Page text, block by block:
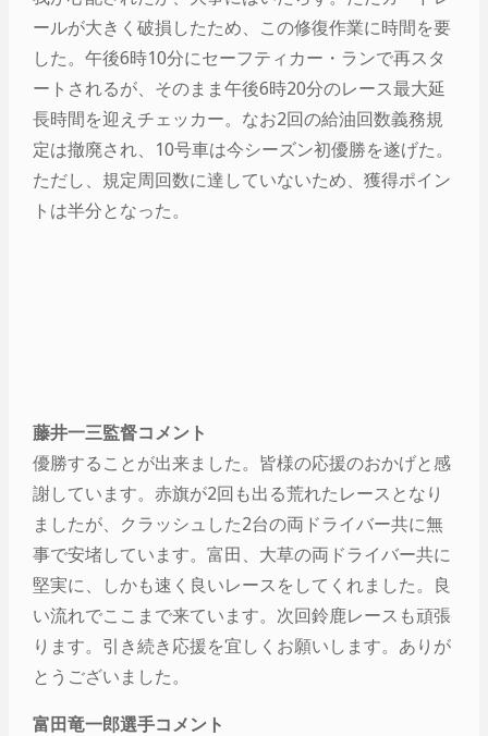
ールが大きく破損したため、この修復作業に時間を要
した。午後6時10分にセーフティカー・ランで再スタ
ートされるが、そのまま午後6時20分のレース最大延
長時間を迎えチェッカー。なお2回の給油回数義務規
定は撤廃され、10号車は今シーズン初優勝を遂げた。
ただし、規定周回数に達していないため、獲得ポイン
トは半分となった。
藤井一三監督コメント
優勝することが出来ました。皆様の応援のおかげと感
謝しています。赤旗が2回も出る荒れたレースとなり
ましたが、クラッシュした2台の両ドライバー共に無
事で安堵しています。富田、大草の両ドライバー共に
堅実に、しかも速く良いレースをしてくれました。良
い流れでここまで来ています。次回鈴鹿レースも頑張
ります。引き続き応援を宜しくお願いします。ありが
とうございました。
富田竜一郎選手コメント